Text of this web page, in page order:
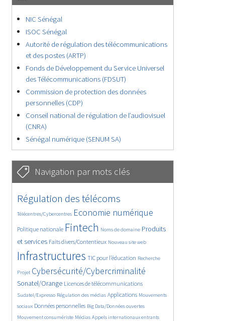
NIC Sénégal
ISOC Sénégal
Autorité de régulation des télécommunications
et des postes (ARTP)
Fonds de Développement du Service Universel
des Télécommunications (FDSUT)
Commission de protection des données
personnelles (CDP)
Conseil national de régulation de l’audiovisuel
(CNRA)
Sénégal numérique (SENUM SA)
Navigation par mots clés
4604/5658
Régulation des télécoms
371/5658
Télécentres/Cybercentres
3627/5658 Economie numérique
1839/5658
Politique nationale
5213/5658 Fintech
667/5658
Noms de domaine
2346/5658
Produits
et services
1560/5658 Faits divers/Contentieux
818/5658 Nouveau site web
5658/5658
Infrastructures
1807/5658
TIC pour l’éducation
195/5658
Recherche
248/5658
Projet
3568/5658Cybersécurité/Cybercriminalité
2278/5658
Sonatel/Orange
1613/5658 Licences de télécommunications
281/5658
Sudatel/Expresso
1023/5658 Régulation des médias
1520/5658 Applications
1135/5658
Mouvements
sociaux
1674/5658Données personnelles
146/5658 Big Data/Données ouvertes
623/5658
Mouvement consumériste
367/5658 Médias
655/5658 Appels internationaux entrants
1719/5658